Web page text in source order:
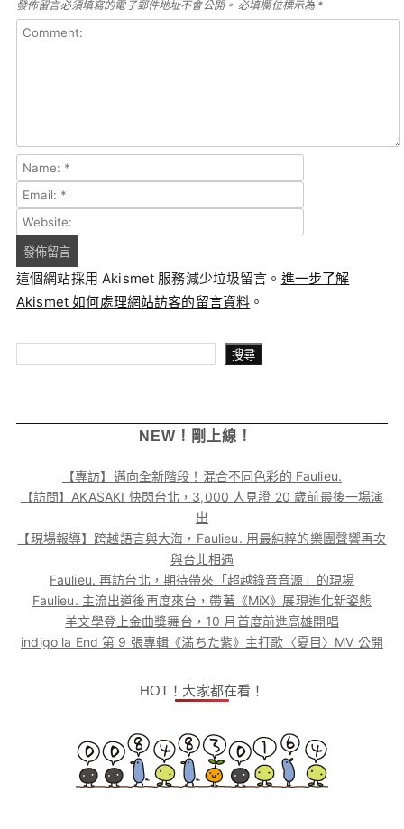
發佈留言必須填寫的電子郵件地址不會公開。 必填欄位標示為 *
這個網站採用 Akismet 服務減少垃圾留言。 進一步了解
Akismet 如何處理網站訪客的留言資料 。
搜尋
NEW！剛上線！
【專訪】邁向全新階段！混合不同色彩的 Faulieu.
【訪問】AKASAKI 快閃台北，3,000 人見證 20 歲前最後一場演
出
【現場報導】跨越語言與大海，Faulieu. 用最純粹的樂團聲響再次
與台北相遇
Faulieu. 再訪台北，期待帶來「超越錄音音源」的現場
Faulieu. 主流出道後再度來台，帶著《MiX》展現進化新姿態
羊文學登上金曲獎舞台，10 月首度前進高雄開唱
indigo la End 第 9 張專輯《満ちた紫》主打歌〈夏目〉MV 公開
HOT！大家都在看！